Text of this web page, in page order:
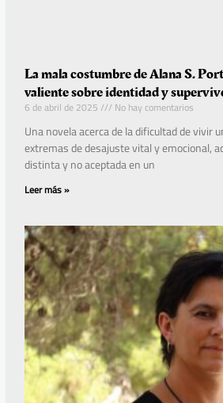
La mala costumbre de Alana S.
valiente sobre identidad y
6 de abril de 2025 No hay comentarios
Una novela acerca de la dificultad de vivir
extremas de desajuste vital y emocional,
distinta y no aceptada en un
Leer más »